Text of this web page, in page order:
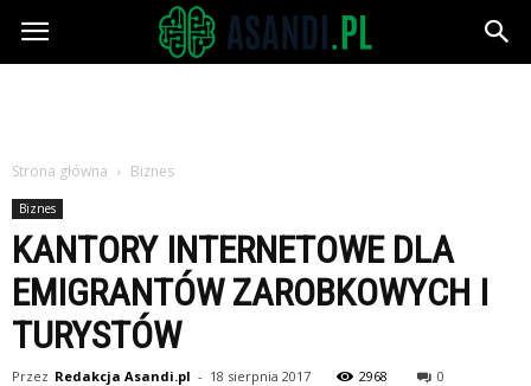
Asandi.pl
Strona główna Biznes
Biznes
KANTORY INTERNETOWE DLA
EMIGRANTÓW ZAROBKOWYCH I
TURYSTÓW
Przez Redakcja Asandi.pl - 18 sierpnia 2017 2968 0